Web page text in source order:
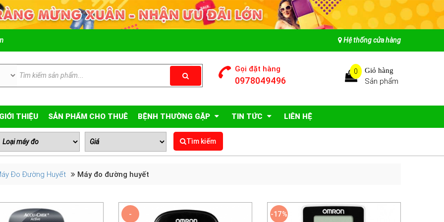
Hệ thống cửa hàng
Gọi đặt hàng
0978049496
0 Giỏ hàng
Sản phẩm
GIỚI THIỆU SẢN PHẨM CHO THUÊ BỆNH THƯỜNG GẶP TIN TỨC LIÊN HỆ
Tìm kiếm
Đo Đường Huyết Máy đo đường huyết
- -17%